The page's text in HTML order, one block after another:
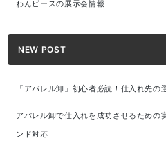
わんピースの展示会情報
NEW POST
「アパレル卸」初心者必読！仕入れ先の
アパレル卸で仕入れを成功させるための
ンド対応